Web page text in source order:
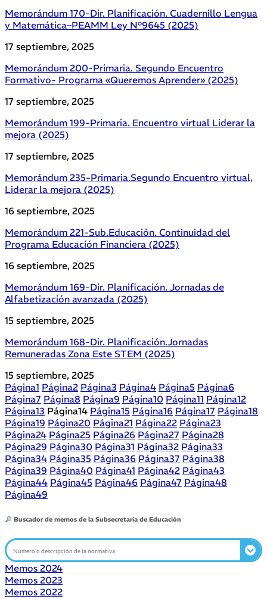
Memorándum 170-Dir. Planificación. Cuadernillo Lengua
y Matemática–PEAMM Ley N°9645 (2025)
17 septiembre, 2025
Memorándum 200-Primaria. Segundo Encuentro
Formativo- Programa «Queremos Aprender» (2025)
17 septiembre, 2025
Memorándum 199-Primaria. Encuentro virtual Liderar la
mejora (2025)
17 septiembre, 2025
Memorándum 235-Primaria.Segundo Encuentro virtual,
Liderar la mejora (2025)
16 septiembre, 2025
Memorándum 221-Sub.Educación. Continuidad del
Programa Educación Financiera (2025)
16 septiembre, 2025
Memorándum 169-Dir. Planificación. Jornadas de
Alfabetización avanzada (2025)
15 septiembre, 2025
Memorándum 168-Dir. Planificación.Jornadas
Remuneradas Zona Este STEM (2025)
15 septiembre, 2025
Página1 Página2 Página3 Página4 Página5 Página6
Página7 Página8 Página9 Página10 Página11 Página12
Página13 Página14 Página15 Página16 Página17 Página18
Página19 Página20 Página21 Página22 Página23
Página24 Página25 Página26 Página27 Página28
Página29 Página30 Página31 Página32 Página33
Página34 Página35 Página36 Página37 Página38
Página39 Página40 Página41 Página42 Página43
Página44 Página45 Página46 Página47 Página48
Página49
Buscador de memos de la Subsecretaría de Educación
Memos 2024
Memos 2023
Memos 2022